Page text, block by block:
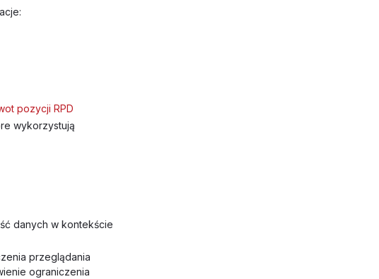
pozycji RPD
wykorzystują
danych w kontekście
przeglądania
ograniczenia